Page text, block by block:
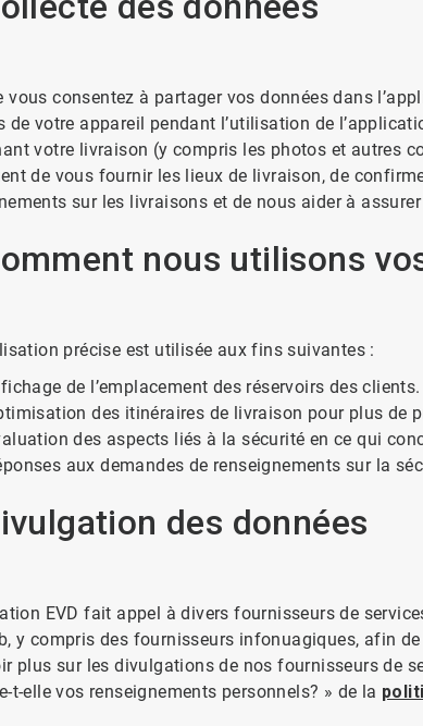
vous consentez à partager vos données dans
de votre appareil pendant l’utilisation de
votre livraison (y compris les photos et autres
de vous fournir les lieux de livraison, de
sur les livraisons et de nous aider à
nous utilisons
précise est utilisée aux fins suivantes :
de l’emplacement des réservoirs des clients.
des itinéraires de livraison pour plus de
des aspects liés à la sécurité en ce qui
aux demandes de renseignements sur la
des données
EVD fait appel à divers fournisseurs de
y compris des fournisseurs infonuagiques, afin
plus sur les divulgations de nos fournisseurs de
t-elle vos renseignements personnels? » de la